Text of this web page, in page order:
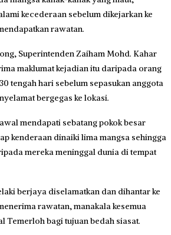
kecederaan sebelum dikejarkan ke
rawatan.
Superintenden Zaiham Mohd. Kahar
maklumat kejadian itu daripada orang
tengah hari sebelum sepasukan anggota
bergegas ke lokasi.
mendapati sebatang pokok besar
kenderaan dinaiki lima mangsa sehingga
mereka meninggal dunia di tempat
berjaya diselamatkan dan dihantar ke
rawatan, manakala kesemua
Temerloh bagi tujuan bedah siasat.